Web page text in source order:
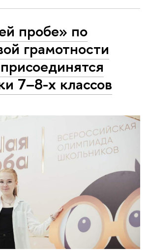
пробе» по
грамотности
7–8-х классов